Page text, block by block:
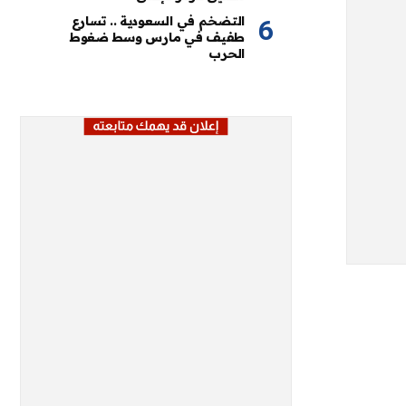
التضخم في السعودية .. تسارع
طفيف في مارس وسط ضغوط
الحرب